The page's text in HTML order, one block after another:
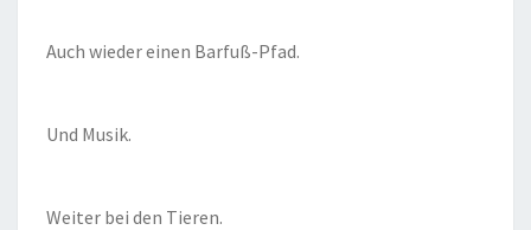
Auch wieder einen Barfuß-Pfad.
Und Musik.
Weiter bei den Tieren.